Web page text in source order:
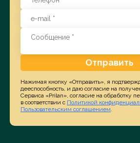
Отправить
Нажимая кнопку «Отправить», я
дееспособность, и даю согласие на
Сервиса «Prilan», согласие на обработку
в соответствии с Политикой
Пользовательским соглашением.